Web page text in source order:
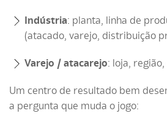
Indústria: planta, linha de
(atacado, varejo, distribuição
Varejo / atacarejo: loja,
Um centro de resultado bem
a pergunta que muda o jogo: